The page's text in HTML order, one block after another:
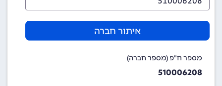
איתור חברה
מספר ח"פ (מספר חברה)
510006208